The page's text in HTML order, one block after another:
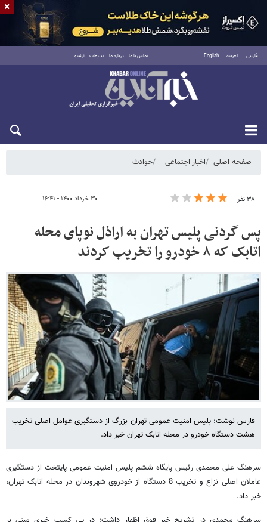
فارسی العربية English تماس با ما درباره ما تبلیغات آرشیو
شنبه ۱۷ مرداد ۱۴۰۵
صفحه اصلی اخبار اجتماعی حوادث
۳۸ نفر ۳۰ خرداد ۱۴۰۰ - ۱۶:۴۱
پس گردنی پلیس تهران به اراذل نوپای محله
اتابک که ۸ خودرو را تخریب کردند
فارس نوشت: پلیس امنیت عمومی تهران بزرگ از دستگیری عوامل اصلی تخریب
هشت دستگاه خودرو در محله اتابک تهران خبر داد.
سرهنگ علی محمدی رئیس پایگاه ششم پلیس امنیت عمومی پایتخت از دستگیری
عاملان اصلی نزاع و تخریب 8 دستگاه از خودروی شهروندان در محله اتابک تهران،
خبر داد.
×